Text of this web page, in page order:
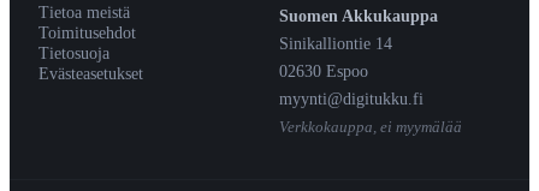
Tietoa meistä
Toimitusehdot
Tietosuoja
Evästeasetukset
Suomen Akkukauppa
Sinikalliontie 14
02630 Espoo
myynti@digitukku.fi
Verkkokauppa, ei myymälää